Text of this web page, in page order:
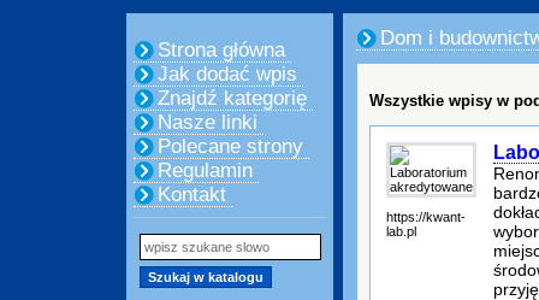
Strona główna
Jak dodać wpis
Znajdź kategorię
Nasze linki
Polecane strony
Regulamin
Kontakt
Dom i
Wszystkie wpisy w
https://kwant-
lab.pl